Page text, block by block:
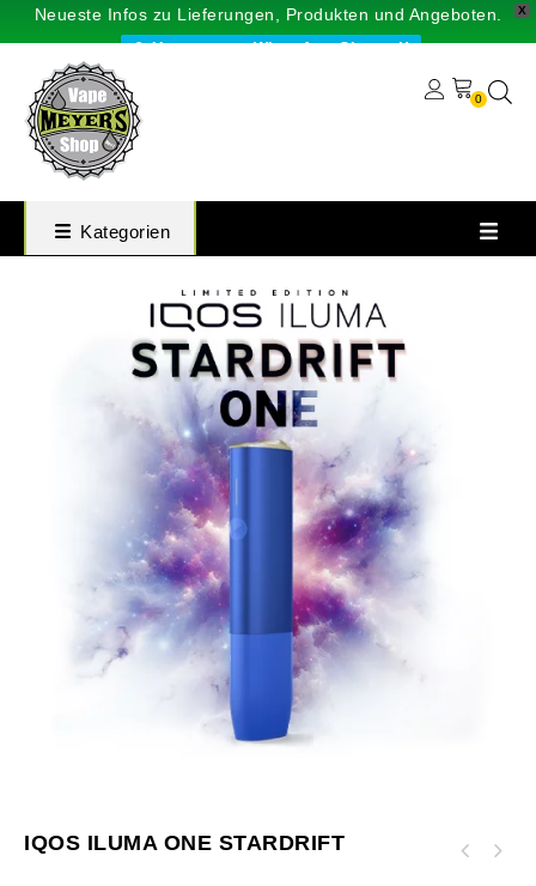
X
Neueste Infos zu Lieferungen, Produkten und Angeboten.
Unser neuer WhatsApp-Channel!
0
Kategorien
IQOS ILUMA ONE STARDRIFT